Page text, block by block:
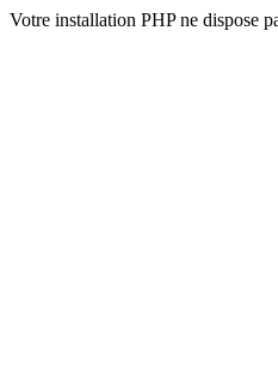
Votre installation PHP ne dispose